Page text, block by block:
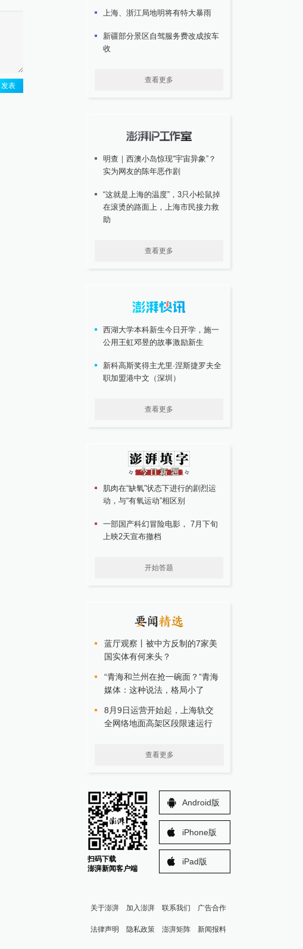
发表
上海、浙江局地明将有特大暴雨
新疆部分景区自驾服务费改成按车
收
查看更多
明查｜西澳小岛惊现“宇宙异象”？
实为网友的陈年恶作剧
“这就是上海的温度”，3只小松鼠掉
在滚烫的路面上，上海市民接力救
助
查看更多
西湖大学本科新生今日开学，施一
公用王虹邓昱的故事激励新生
新科高斯奖得主尤里·涅斯捷罗夫全
职加盟港中文（深圳）
查看更多
肌肉在“缺氧”状态下进行的剧烈运
动，与“有氧运动”相区别
一部国产科幻冒险电影， 7月下旬
上映2天宣布撤档
开始答题
蓝厅观察丨被中方反制的7家美
国实体有何来头？
“青海和兰州在抢一碗面？”青海
媒体：这种说法，格局小了
8月9日运营开始起，上海轨交
全网络地面高架区段限速运行
查看更多
扫码下载
澎湃新闻客户端
Android版
iPhone版
iPad版
关于澎湃 加入澎湃 联系我们 广告合作
法律声明 隐私政策 澎湃矩阵 新闻报料